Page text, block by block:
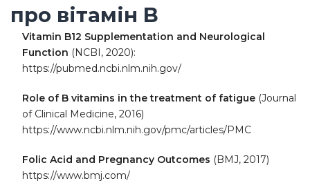
про вітамін B
Vitamin B12 Supplementation and Neurological
Function (NCBI, 2020):
https://pubmed.ncbi.nlm.nih.gov/
Role of B vitamins in the treatment of fatigue (Journal
of Clinical Medicine, 2016)
https://www.ncbi.nlm.nih.gov/pmc/articles/PMC
Folic Acid and Pregnancy Outcomes (BMJ, 2017)
https://www.bmj.com/